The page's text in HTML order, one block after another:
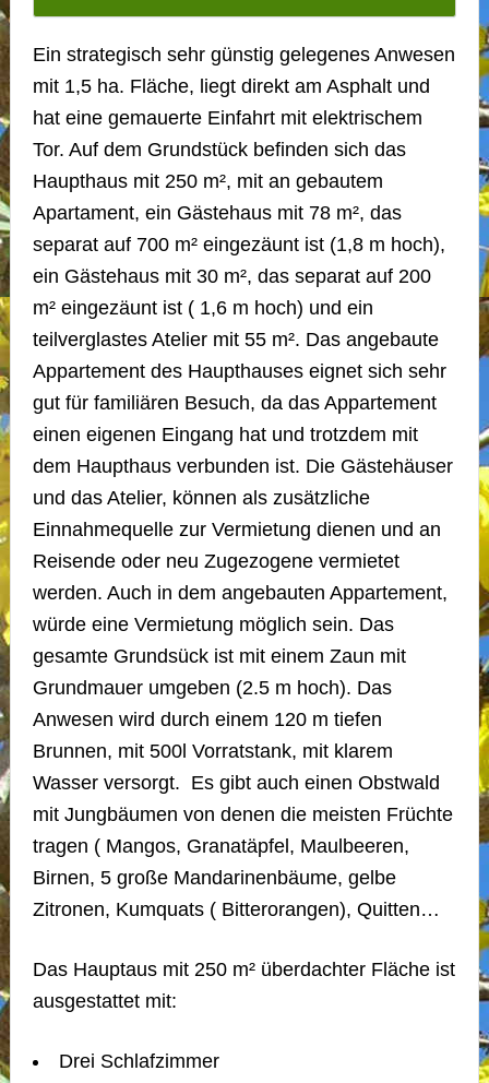
Ein strategisch sehr günstig gelegenes Anwesen
mit 1,5 ha. Fläche, liegt direkt am Asphalt und
hat eine gemauerte Einfahrt mit elektrischem
Tor. Auf dem Grundstück befinden sich das
Haupthaus mit 250 m², mit an gebautem
Apartament, ein Gästehaus mit 78 m², das
separat auf 700 m² eingezäunt ist (1,8 m hoch),
ein Gästehaus mit 30 m², das separat auf 200
m² eingezäunt ist ( 1,6 m hoch) und ein
teilverglastes Atelier mit 55 m². Das angebaute
Appartement des Haupthauses eignet sich sehr
gut für familiären Besuch, da das Appartement
einen eigenen Eingang hat und trotzdem mit
dem Haupthaus verbunden ist. Die Gästehäuser
und das Atelier, können als zusätzliche
Einnahmequelle zur Vermietung dienen und an
Reisende oder neu Zugezogene vermietet
werden. Auch in dem angebauten Appartement,
würde eine Vermietung möglich sein. Das
gesamte Grundsück ist mit einem Zaun mit
Grundmauer umgeben (2.5 m hoch). Das
Anwesen wird durch einem 120 m tiefen
Brunnen, mit 500l Vorratstank, mit klarem
Wasser versorgt. Es gibt auch einen Obstwald
mit Jungbäumen von denen die meisten Früchte
tragen ( Mangos, Granatäpfel, Maulbeeren,
Birnen, 5 große Mandarinenbäume, gelbe
Zitronen, Kumquats ( Bitterorangen), Quitten…
Das Hauptaus mit 250 m² überdachter Fläche ist
ausgestattet mit:
Drei Schlafzimmer